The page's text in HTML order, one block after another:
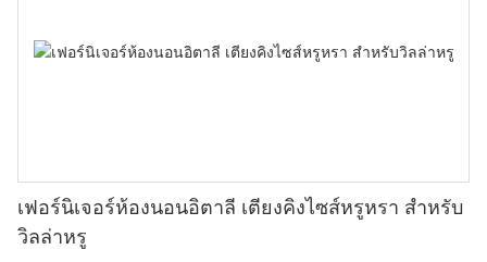
เฟอร์นิเจอร์ห้องนอนอิตาลี เตียงคิงไซส์หรูหรา สำหรับ
วิลล่าหรู